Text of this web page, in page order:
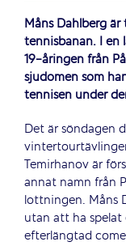
Måns Dahlberg
tennisbanan. I en
19-åringen från
sjudomen som
tennisen under
Det är söndagen
Temirhanov är
annat namn från
lottningen. Måns
utan att ha spelat
efterlängtad